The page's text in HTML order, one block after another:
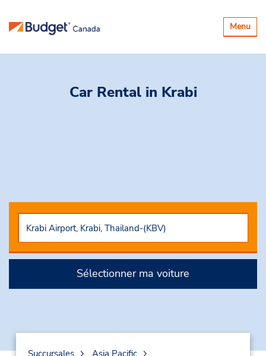
Basculer
la
Menu
Car Rental in Krabi
Sélectionner ma voiture
Succursales
Asia Pacific